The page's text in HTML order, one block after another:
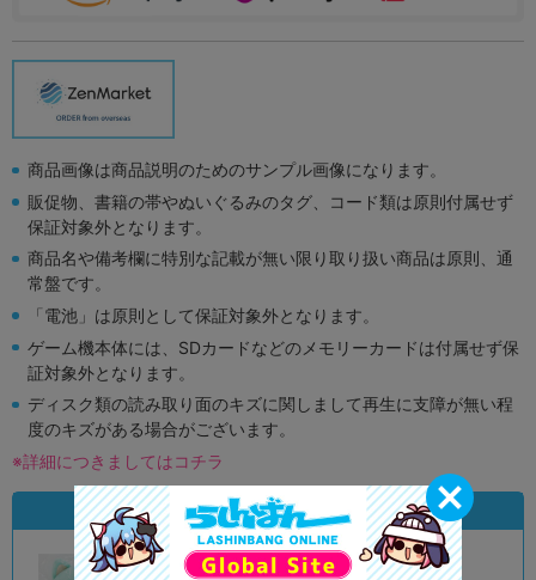
商品画像は商品説明のためのサンプル画像になります。
販促物、書籍の帯やぬいぐるみのタグ、コード類は原則付属せず
保証対象外となります。
商品名や備考欄に特別な記載が無い限り取り扱い商品は原則、通
常盤です。
「電池」は原則として保証対象外となります。
ゲーム機本体には、SDカードなどのメモリーカードは付属せず保
証対象外となります。
ディスク類の読み取り面のキズに関しまして再生に支障が無い程
度のキズがある場合がございます。
※詳細につきましてはコチラ
状態違いの同一商品
状態 :A